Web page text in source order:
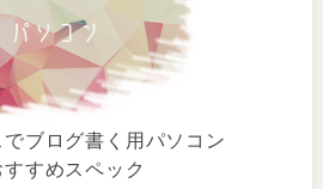
ブログ書く用パソコン
すめスペック